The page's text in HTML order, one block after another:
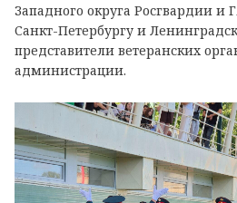
Западного округа Росгвардии и
Санкт-Петербургу и
представители ветеранских
администрации.